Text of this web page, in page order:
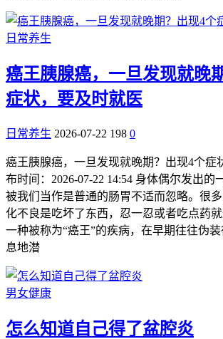
日常养生
癌王胰腺癌，一旦发现就晚
症状，要及时就医
日常养生 2026-07-22 198 0
癌王胰腺癌，一旦发现就晚期？出现4个症
布时间：2026-07-22 14:54 身体偶尔发出的
被我们当作是普通的肠胃不适而忽略。很
化不良是吃坏了东西，忍一忍或者吃点药
一种被称为“癌王”的疾病，在早期往往伪
息地潜
男女健康
怎么知道自己得了盆腔炎